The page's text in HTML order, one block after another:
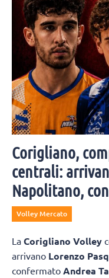
Corigliano,
centrali:
Napolitano,
Volley Mercato
La Corigliano Volley
arrivano Lorenzo
confermato Andrea